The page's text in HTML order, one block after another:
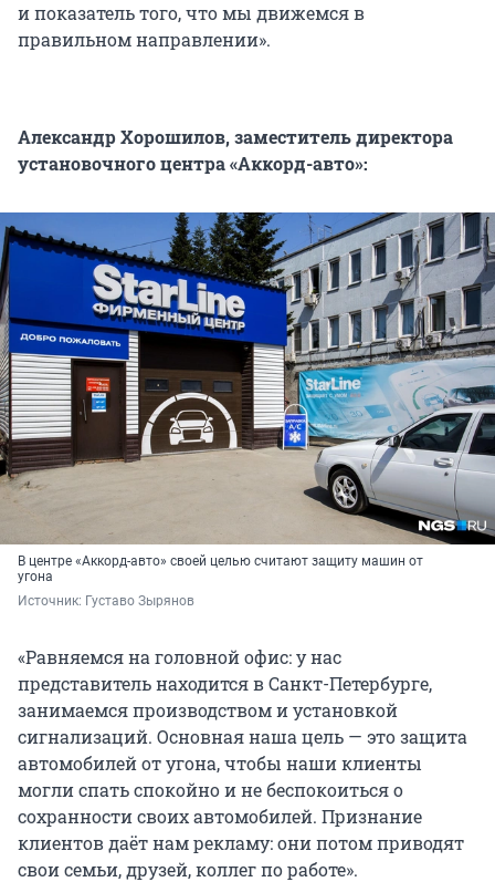
и показатель того, что мы движемся в
правильном направлении».
Александр Хорошилов, заместитель директора
установочного центра «Аккорд-авто»:
В центре «Аккорд-авто» своей целью считают защиту машин от
угона
Источник: Густаво Зырянов
«Равняемся на головной офис: у нас
представитель находится в Санкт-Петербурге,
занимаемся производством и установкой
сигнализаций. Основная наша цель — это защита
автомобилей от угона, чтобы наши клиенты
могли спать спокойно и не беспокоиться о
сохранности своих автомобилей. Признание
клиентов даёт нам рекламу: они потом приводят
свои семьи, друзей, коллег по работе».